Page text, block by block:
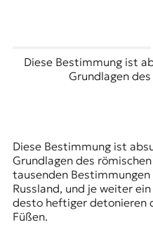
Diese Bestimmung ist
Grundlagen
Diese Bestimmung ist
Grundlagen des
tausenden
Russland, und je weiter
desto heftiger detonieren
Füßen.